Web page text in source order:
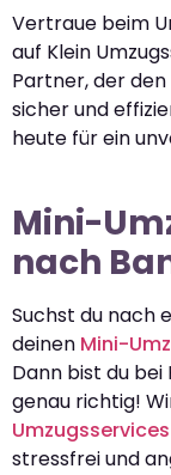
Vertraue beim
auf Klein
Partner, der
sicher und
heute für ein
Mini-
nach
Suchst du nach
deinen Mini-
Dann bist du bei
genau richtig!
Umzugsservices
stressfrei und